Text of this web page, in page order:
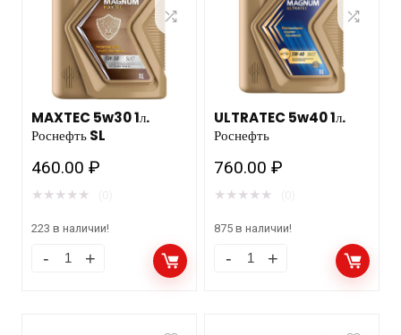
MAXTEC 5w30 1л.
Роснефть SL
460.00₽
★ ★ ★ ★ ★
223 в наличии!
ULTRATEC 5w40 1л.
Роснефть
760.00₽
★ ★ ★ ★ ★
875 в наличии!